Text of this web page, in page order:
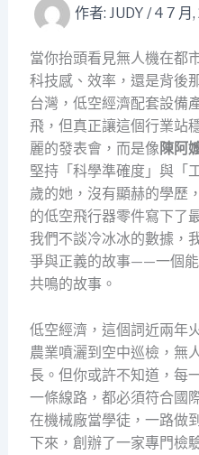
作者: JUDY /4 7 月
當你抬頭看見無人機在都
科技感、效率，還是背後
台灣，低空經濟配套設備
飛，但真正讓這個行業站
麗的發表會，而是像 陳阿
堅持「科學準確度」與「
歲的她，沒有顯赫的學歷
的低空飛行器零件寫下了
我們不談冷冰冰的數據，
爭與正義的故事——一個
共鳴的故事。
低空經濟，這個詞近兩年
農業噴灑到空中巡檢，無
長。但你或許不知道，每
一條線路，都必須符合國
在機械廠當學徒，一路做
下來，創辦了一家專門檢